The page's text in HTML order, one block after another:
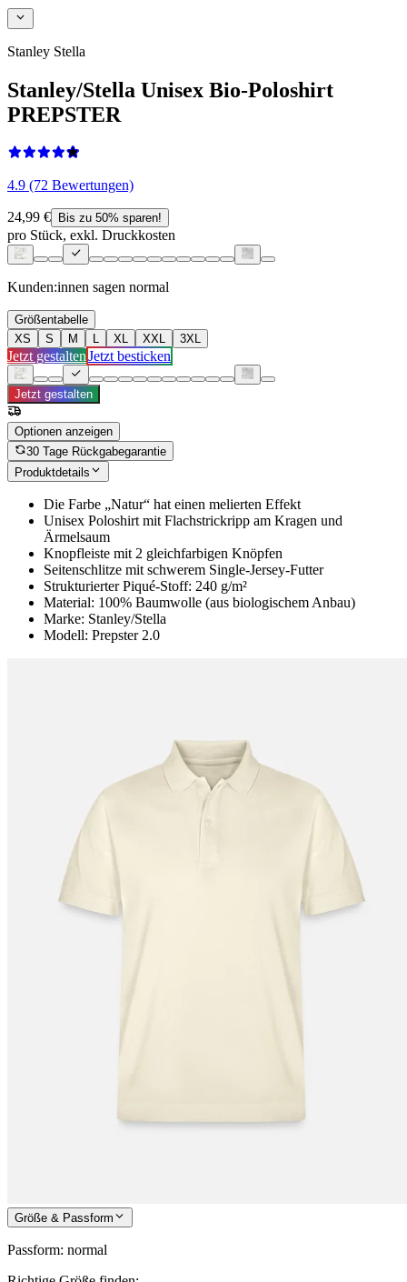
Stanley Stella
Stanley/Stella Unisex Bio-Poloshirt
PREPSTER
4.9 (72 Bewertungen)
24,99 € Bis zu 50% sparen!
pro Stück, exkl. Druckkosten
Kunden:innen sagen normal
Größentabelle
XS
S M L XL XXL 3XL
Jetzt gestaltenJetzt besticken
Jetzt gestalten
Optionen anzeigen
30 Tage Rückgabegarantie
Produktdetails
Die Farbe „Natur“ hat einen melierten Effekt
Unisex Poloshirt mit Flachstrickripp am Kragen und
Ärmelsaum
Knopfleiste mit 2 gleichfarbigen Knöpfen
Seitenschlitze mit schwerem Single-Jersey-Futter
Strukturierter Piqué-Stoff: 240 g/m²
Material: 100% Baumwolle (aus biologischem Anbau)
Marke: Stanley/Stella
Modell: Prepster 2.0
Größe & Passform
Passform: normal